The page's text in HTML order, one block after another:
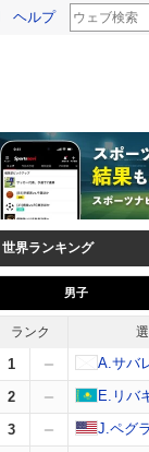
ヘルプ
世界ランキング
男子
ランク
1 A.サバ
2
E.リバ
3
J.ペグラ